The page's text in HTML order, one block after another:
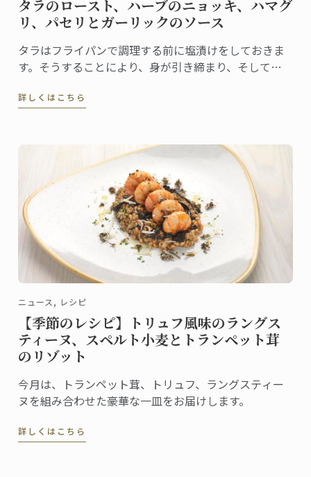
タラのロースト、ハーブのニョッキ、ハマグ
リ、パセリとガーリックのソース
タラはフライパンで調理する前に塩漬けをしておきま
す。そうすることにより、身が引き締まり、そして風
の一皿は、ハーブのニョッキ、ハマグリとシーアスパ
詳しくはこちら
ニュース, レシピ
【季節のレシピ】トリュフ風味のラングス
ティーヌ、スペルト小麦とトランペット茸
のリゾット
今月は、トランペット茸、トリュフ、ラングスティー
ヌを組み合わせた豪華な一皿をお届けします。
詳しくはこちら